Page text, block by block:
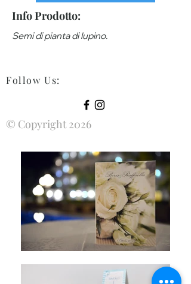
Info Prodotto:
Semi di pianta di lupino.
Follow Us:
© Copyright 2026